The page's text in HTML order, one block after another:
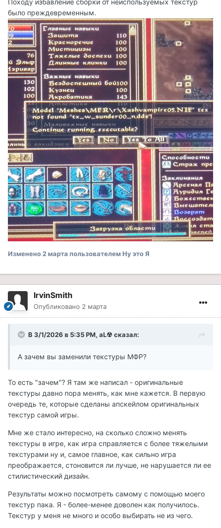
было преждевременным.
Изменено 2 марта пользователем Ну это Я
IrvinSmith
Опубликовано 2 марта
В 3/1/2026 в 5:35 PM, aL☢ сказал:
А зачем вы заменили текстуры МФР?
То есть "зачем"? Я там же написал - оригинальные
текстуры давно пора менять, как мне кажется. В первую
очередь те, которые сделаны апскейлом оригинальных
текстур самой игры.
Мне же стало интересно, на сколько сложно менять
текстуры в игре, как игра справляется с более тяжелыми
текстурами ну и, самое главное, как сильно игра
преображается, стоновится ли лучше, не нарушается ли ее
стилистический дизайн.
Результаты можно посмотреть самому с помощью моего
текстур пака. Я - более-менее доволен как получилось.
Текстур у меня не много и особо выбирать не из чего.